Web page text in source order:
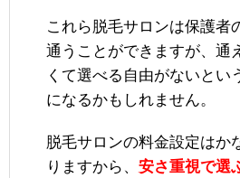
これら脱毛サロンは保護者
通うことができますが、通
くて選べる自由がないとい
になるかもしれません。
脱毛サロンの料金設定はか
りますから、 安さ重視で選